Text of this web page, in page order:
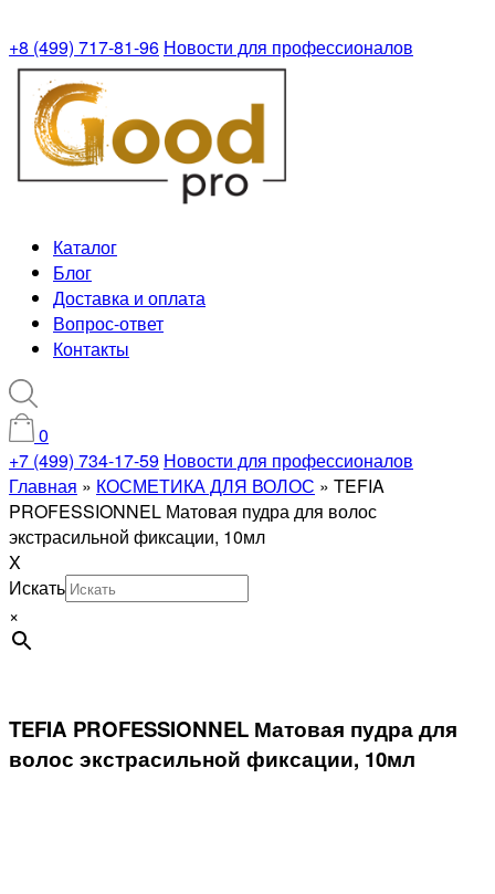
+8 (499) 717-81-96 Новости для профессионалов
Каталог
Блог
Доставка и оплата
Вопрос-ответ
Контакты
0
+7 (499) 734-17-59 Новости для профессионалов
Главная » КОСМЕТИКА ДЛЯ ВОЛОС » TEFIA
PROFESSIONNEL Матовая пудра для волос
экстрасильной фиксации, 10мл
X
Искать
×
TEFIA PROFESSIONNEL Матовая пудра для
волос экстрасильной фиксации, 10мл